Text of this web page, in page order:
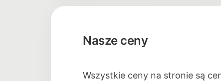
Nasze ceny
Wszystkie ceny na stronie są